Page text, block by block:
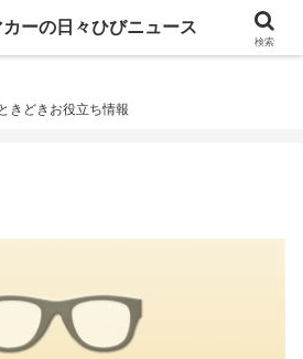
ーの日々ひびニュース
きどきお役立ち情報
ーの日々ひびニュース
検索